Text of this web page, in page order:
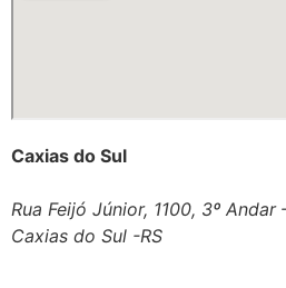
Caxias do Sul
Rua Feijó Júnior, 1100, 3º
Caxias do Sul -RS